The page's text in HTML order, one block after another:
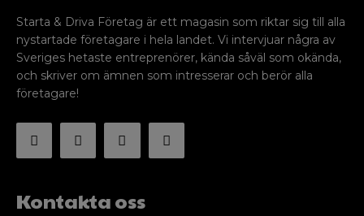
Starta & Driva Företag är ett magasin som riktar sig till alla
nystartade företagare i hela landet. Vi intervjuar några av
Sveriges hetaste entreprenörer, kända såväl som okända,
och skriver om ämnen som intresserar och berör alla
företagare!
Kontakta oss